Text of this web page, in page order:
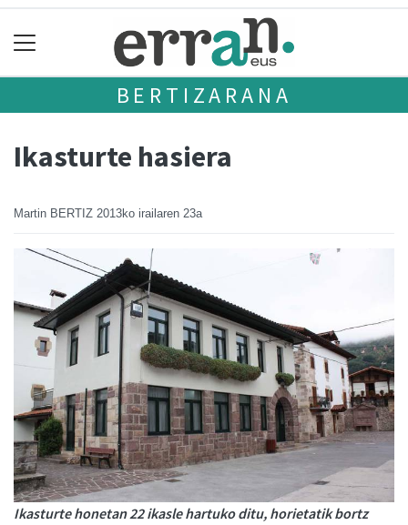
BERTIZARANA
Ikasturte hasiera
Martin BERTIZ 2013ko irailaren 23a
Ikasturte honetan 22 ikasle hartuko ditu, horietatik bortz